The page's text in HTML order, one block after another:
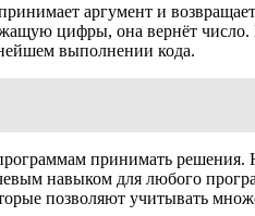
аргумент и
цифры, она вернёт
выполнении кода.
принимать решения.
навыком для любого
позволяют учитывать